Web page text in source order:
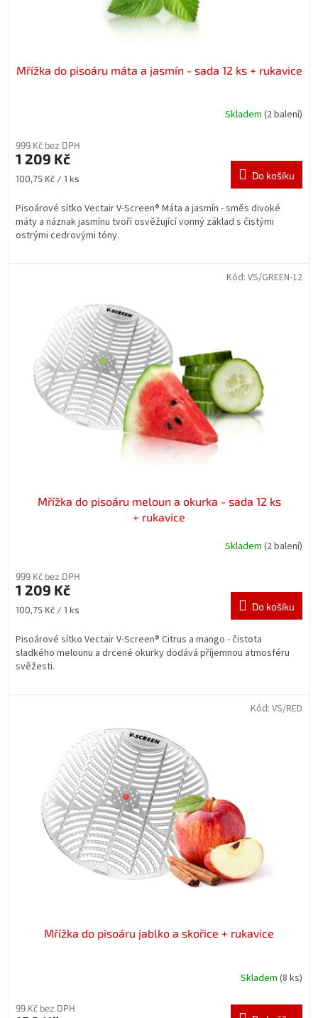
Mřížka do pisoáru máta a jasmín - sada 12 ks + rukavice
Skladem (2 balení)
999 Kč bez DPH
1 209 Kč
Měrná
100,75 Kč / 1 ks Do košíku
Pisoárové sítko Vectair V-Screen® Máta a jasmín -směs divoké
máty a náznak jasmínu tvoří osvěžující vonný základ s čistými
ostrými cedrovými tóny.
Mřížka do pisoáru meloun a okurka - sada 12 ks
+ rukavice
Skladem (2 balení)
999 Kč bez DPH
1 209 Kč
Měrná
100,75 Kč / 1 ks Do košíku
Pisoárové sítko Vectair V-Screen® Citrus a mango -čistota
sladkého melounu a drcené okurky dodává příjemnou atmosféru
svěžesti.
Kód: VS/GREEN-12
Mřížka do pisoáru jablko a skořice + rukavice
Skladem (8 ks)
99 Kč bez DPH
Kód: VS/RED